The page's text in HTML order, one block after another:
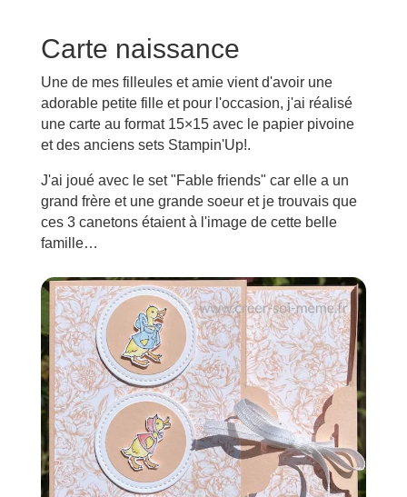
Carte naissance
Une de mes filleules et amie vient d'avoir une
adorable petite fille et pour l'occasion, j'ai réalisé
une carte au format 15×15 avec le papier pivoine
et des anciens sets Stampin'Up!.
J'ai joué avec le set "Fable friends" car elle a un
grand frère et une grande soeur et je trouvais que
ces 3 canetons étaient à l'image de cette belle
famille…